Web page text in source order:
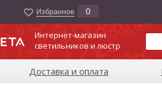
Избранноe 0
Интернет-магазин
светильников и люстр
Доставка и оплата